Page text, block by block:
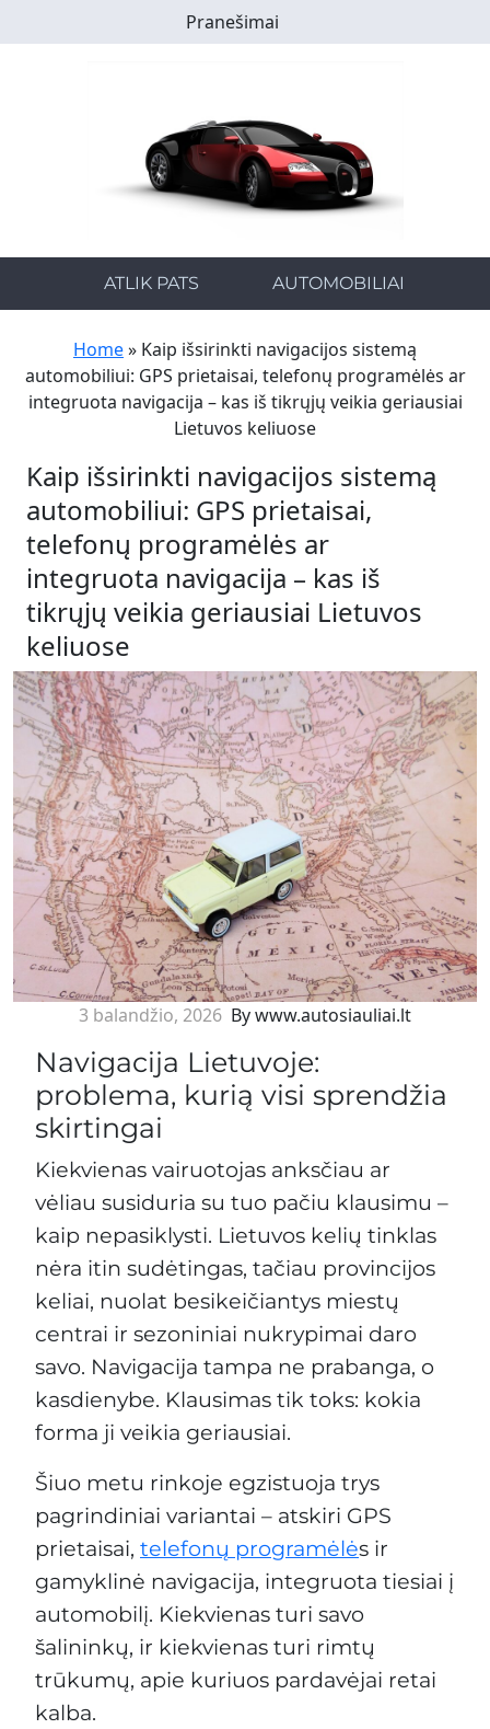
to
Pranešimai
ATLIK PATS AUTOMOBILIAI
Home» Kaip išsirinkti navigacijos sistemą
automobiliui: GPS prietaisai, telefonų programėlės ar
integruota navigacija – kas iš tikrųjų veikia geriausiai
Lietuvos keliuose
Kaip išsirinkti navigacijos sistemą
automobiliui: GPS prietaisai,
telefonų programėlės ar
integruota navigacija – kas iš
tikrųjų veikia geriausiai Lietuvos
keliuose
3 balandžio, 2026 By www.autosiauliai.lt
Navigacija Lietuvoje:
problema, kurią visi sprendžia
skirtingai
Kiekvienas vairuotojas anksčiau ar
vėliau susiduria su tuo pačiu klausimu –
kaip nepasiklysti. Lietuvos kelių tinklas
nėra itin sudėtingas, tačiau provincijos
keliai, nuolat besikeičiantys miestų
centrai ir sezoniniai nukrypimai daro
savo. Navigacija tampa ne prabanga, o
kasdienybe. Klausimas tik toks: kokia
forma ji veikia geriausiai.
Šiuo metu rinkoje egzistuoja trys
pagrindiniai variantai – atskiri GPS
prietaisai, telefonų programėlės ir
gamyklinė navigacija, integruota tiesiai į
automobilį. Kiekvienas turi savo
šalininkų, ir kiekvienas turi rimtų
trūkumų, apie kuriuos pardavėjai retai
kalba.